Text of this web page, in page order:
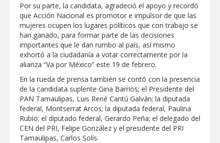
Logra STPS la generación de empleo
con más de 6 mil 900 colocaciones en
Tamaulipas
Anunciaron Gobierno Municipal,
PROFECO y CANACO: Feria de Regreso a
Clases 2026
Lleva gobierno de Reynosa programa
"Acción y Conciencia" a colonia
Integración Familiar
Por su parte, la candidata, agradeció el apoyo y recordó
que Acción Nacional es promotor e impulsor de que las
mujeres ocupen los lugares políticos que con trabajo se
han ganado, para formar parte de las decisiones
importantes que le dan rumbo al país, así mismo
exhortó a la ciudadanía a votar correctamente por la
alianza “Va por México” este 19 de febrero.
En la rueda de prensa también se contó con la presencia
de la candidata suplente Gina Barrios; el Presidente del
PAN Tamaulipas, Luis René Cantú Galván; la diputada
federal, Montserrat Arcos; la diputada federal, Paulina
Rubio; el diputado federal, Gerardo Peña; el delegado del
CEN del PRI, Felipe González y el presidente del PRI
Tamaulipas, Carlos Solís.